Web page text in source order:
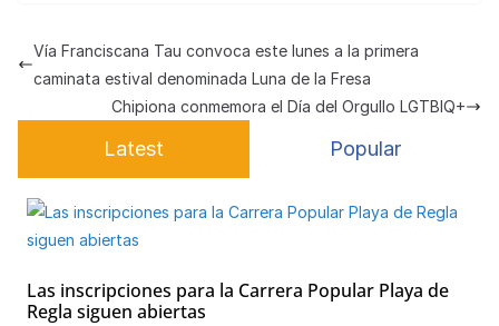
s
A
p
e
b
o
o
k
gr
a
m
s
k
y
h
at
e
m
e
tir
Vía Franciscana Tau convoca este lunes a la primera
caminata estival denominada Luna de la Fresa
Chipiona conmemora el Día del Orgullo LGTBIQ+
Latest Popular
Las inscripciones para la Carrera Popular Playa de
Regla siguen abiertas